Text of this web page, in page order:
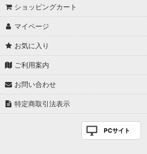
ショッピングカート
マイページ
お気に入り
ご利用案内
お問い合わせ
特定商取引法表示
PCサイト